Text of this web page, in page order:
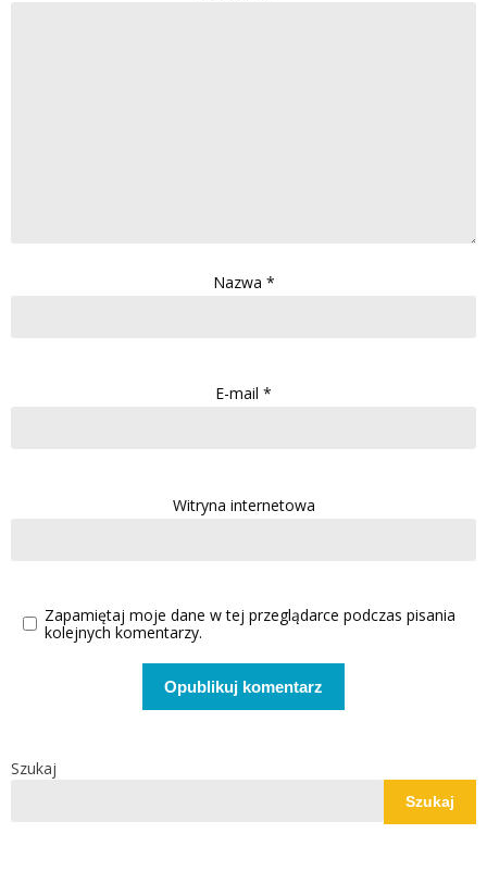
Nazwa *
E-mail *
Witryna internetowa
Zapamiętaj moje dane w tej przeglądarce podczas pisania
kolejnych komentarzy.
Szukaj
Szukaj